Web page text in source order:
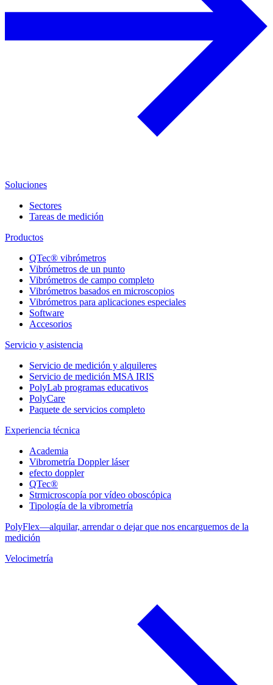
Soluciones
Sectores
Tareas de medición
Productos
QTec® vibrómetros
Vibrómetros de un punto
Vibrómetros de campo completo
Vibrómetros basados en microscopios
Vibrómetros para aplicaciones especiales
Software
Accesorios
Servicio y asistencia
Servicio de medición y alquileres
Servicio de medición MSA IRIS
PolyLab programas educativos
PolyCare
Paquete de servicios completo
Experiencia técnica
Academia
Vibrometría Doppler láser
efecto doppler
QTec®
Strmicroscopía por vídeo oboscópica
Tipología de la vibrometría
PolyFlex—alquilar, arrendar o dejar que nos encarguemos de la
medición
Velocimetría